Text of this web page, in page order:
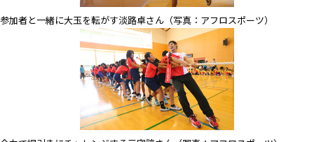
参加者と一緒に大玉を転がす淡路卓さん（写真：アフロスポーツ）